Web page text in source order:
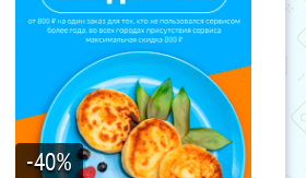
-40%